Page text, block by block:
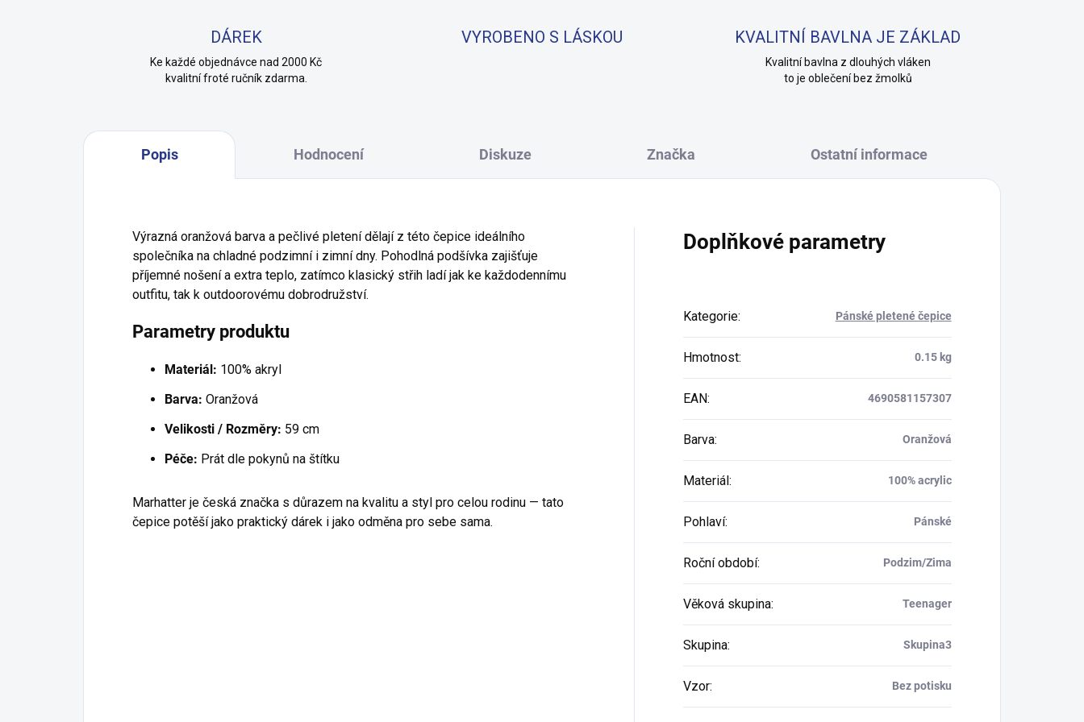
DÁREK
Ke každé objednávce nad 2000 Kč
kvalitní froté ručník zdarma.
VYROBENO S LÁSKOU KVALITNÍ BAVLNA JE ZÁKLAD
Kvalitní bavlna z dlouhých vláken
to je oblečení bez žmolků
Popis Hodnocení Diskuze Značka Ostatní informace
Výrazná oranžová barva a pečlivé pletení dělají z této čepice ideálního
společníka na chladné podzimní i zimní dny. Pohodlná podšívka zajišťuje
příjemné nošení a extra teplo, zatímco klasický střih ladí jak ke každodennímu
outfitu, tak k outdoorovému dobrodružství.
Parametry produktu
Materiál: 100% akryl
Barva: Oranžová
Velikosti / Rozměry: 59 cm
Péče: Prát dle pokynů na štítku
Marhatter je česká značka s důrazem na kvalitu a styl pro celou rodinu — tato
čepice potěší jako praktický dárek i jako odměna pro sebe sama.
Doplňkové parametry
Kategorie: Pánské pletené čepice
Hmotnost: 0.15 kg
EAN: 4690581157307
Barva: Oranžová
Materiál : 100% acrylic
Pohlaví: Pánské
Roční období: Podzim/Zima
Věková skupina: Teenager
Skupina: Skupina3
Vzor: Bez potisku